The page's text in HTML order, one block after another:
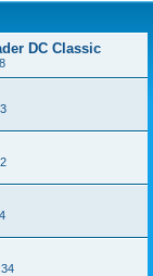
DC Classic